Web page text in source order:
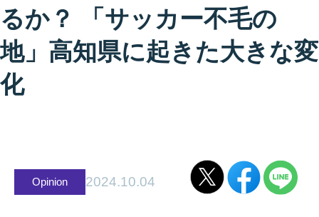
るか？ 「サッカー不毛の
地」高知県に起きた大きな変
化
Opinion 2024.10.04